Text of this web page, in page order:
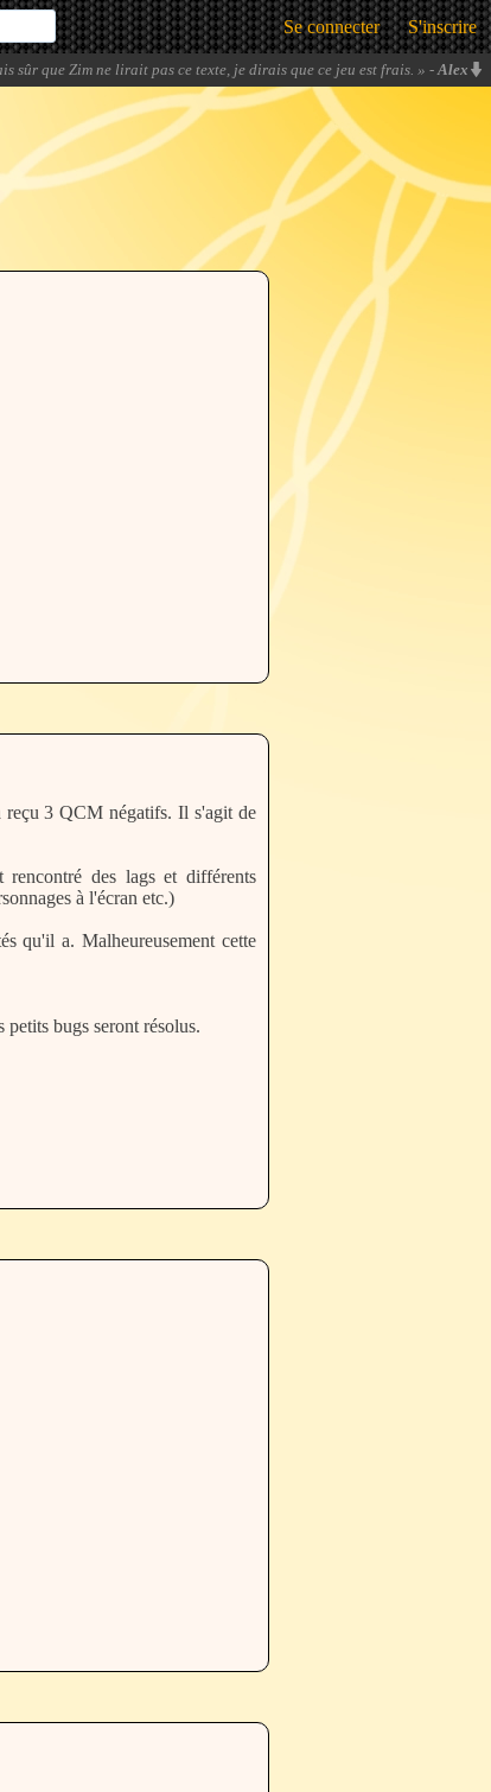
Se connecter S'inscrire
sûr que Zim ne lirait pas ce texte, je dirais que ce jeu est frais. » -Alex
RoiEsper
reçu 3 QCM négatifs. Il s'agit de
rencontré des lags et différents
à l'écran etc.)
qu'il a. Malheureusement cette
bugs seront résolus.